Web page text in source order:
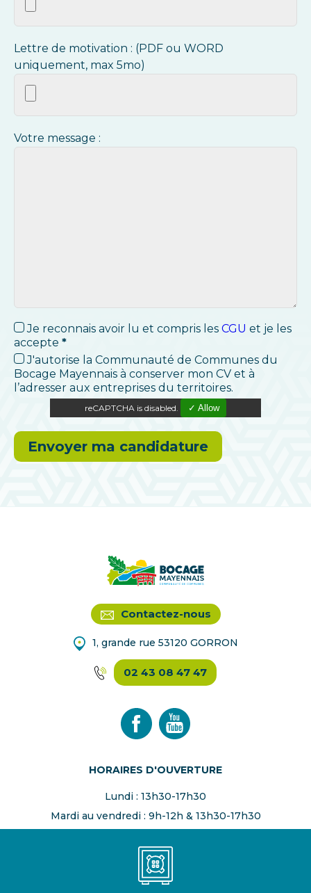
Lettre de motivation : (PDF ou WORD
uniquement, max 5mo)
Votre message :
Je reconnais avoir lu et compris les CGU et je les
accepte *
J'autorise la Communauté de Communes du
Bocage Mayennais à conserver mon CV et à
l’adresser aux entreprises du territoires.
reCAPTCHA is disabled. ✓ Allow
Contactez-nous
1, grande rue 53120 GORRON
02 43 08 47 47
HORAIRES D'OUVERTURE
Lundi : 13h30-17h30
Mardi au vendredi : 9h-12h & 13h30-17h30